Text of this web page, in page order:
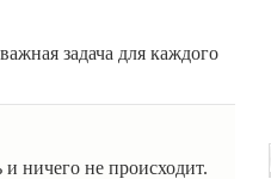
задача для каждого
и ничего не происходит.